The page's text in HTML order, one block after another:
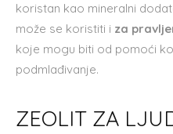
koristan kao mineralni
može se koristiti i za
koje mogu biti od pomoći
podmlađivanje.
ZEOLIT ZA